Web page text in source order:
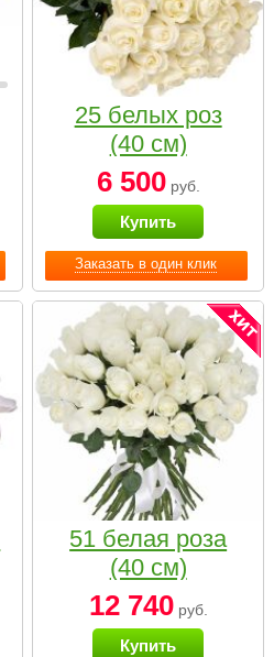
Заказать в один клик
25 белых роз
(40 см)
6 500руб.
Купить
51 белая роза
(40 см)
12 740руб.
Купить